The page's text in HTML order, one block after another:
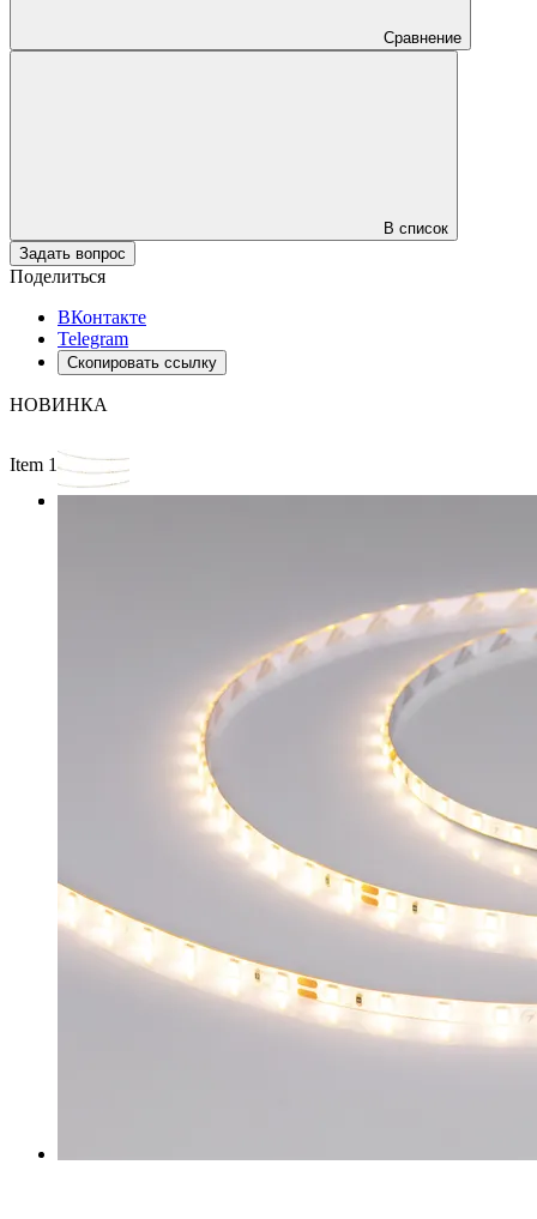
Сравнение
В список
Задать вопрос
Поделиться
ВКонтакте
Telegram
Скопировать ссылку
НОВИНКА
Item 1 of 2